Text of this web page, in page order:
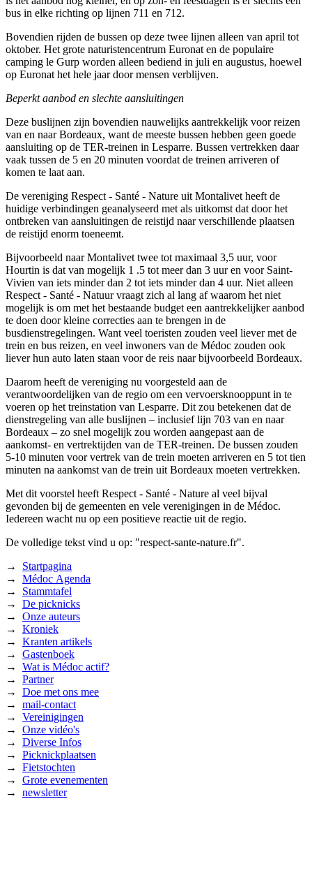
bus in elke richting op lijnen 711 en 712.
Bovendien rijden de bussen op deze twee lijnen alleen van april tot
oktober. Het grote naturistencentrum Euronat en de populaire
camping le Gurp worden alleen bediend in juli en augustus, hoewel
op Euronat het hele jaar door mensen verblijven.
Beperkt aanbod en slechte aansluitingen
Deze buslijnen zijn bovendien nauwelijks aantrekkelijk voor reizen
van en naar Bordeaux, want de meeste bussen hebben geen goede
aansluiting op de TER-treinen in Lesparre. Bussen vertrekken daar
vaak tussen de 5 en 20 minuten voordat de treinen arriveren of
komen te laat aan.
De vereniging Respect - Santé - Nature uit Montalivet heeft de
huidige verbindingen geanalyseerd met als uitkomst dat door het
ontbreken van aansluitingen de reistijd naar verschillende plaatsen
de reistijd enorm toeneemt.
Bijvoorbeeld naar Montalivet twee tot maximaal 3,5 uur, voor
Hourtin is dat van mogelijk 1 .5 tot meer dan 3 uur en voor Saint-
Vivien van iets minder dan 2 tot iets minder dan 4 uur. Niet alleen
Respect - Santé - Natuur vraagt zich al lang af waarom het niet
mogelijk is om met het bestaande budget een aantrekkelijker aanbod
te doen door kleine correcties aan te brengen in de
busdienstregelingen. Want veel toeristen zouden veel liever met de
trein en bus reizen, en veel inwoners van de Médoc zouden ook
liever hun auto laten staan voor de reis naar bijvoorbeeld Bordeaux.
Daarom heeft de vereniging nu voorgesteld aan de
verantwoordelijken van de regio om een vervoersknooppunt in te
voeren op het treinstation van Lesparre. Dit zou betekenen dat de
dienstregeling van alle buslijnen – inclusief lijn 703 van en naar
Bordeaux – zo snel mogelijk zou worden aangepast aan de
aankomst- en vertrektijden van de TER-treinen. De bussen zouden
5-10 minuten voor vertrek van de trein moeten arriveren en 5 tot tien
minuten na aankomst van de trein uit Bordeaux moeten vertrekken.
Met dit voorstel heeft Respect - Santé - Nature al veel bijval
gevonden bij de gemeenten en vele verenigingen in de Médoc.
Iedereen wacht nu op een positieve reactie uit de regio.
De volledige tekst vind u op: "respect-sante-nature.fr".
→ Startpagina
→ Médoc Agenda
→ Stammtafel
→ De picknicks
→ Onze auteurs
→ Kroniek
→ Kranten artikels
→ Gastenboek
→ Wat is Médoc actif?
→ Partner
→ Doe met ons mee
→ mail-contact
→ Vereinigingen
→ Onze vidéo's
→ Diverse Infos
→ Picknickplaatsen
→ Fietstochten
→ Grote evenementen
→ newsletter